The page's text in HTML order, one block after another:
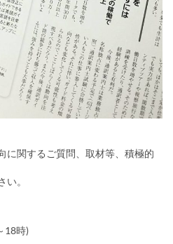
に関するご質問、取材等、積極的
い。
18時)